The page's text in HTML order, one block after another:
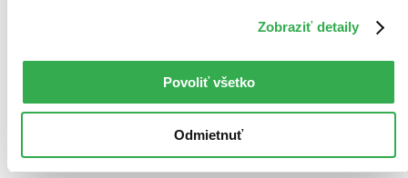
Zobraziť detaily
Povoliť všetko
Odmietnuť
Maria Isabel Sánchez Vegara
In this book from the critically acclaimed, multimillion-copy
Lindgren grew up to become one of the world's best-loved authors,
and the creator of the irresistible Pippi Longstocking...